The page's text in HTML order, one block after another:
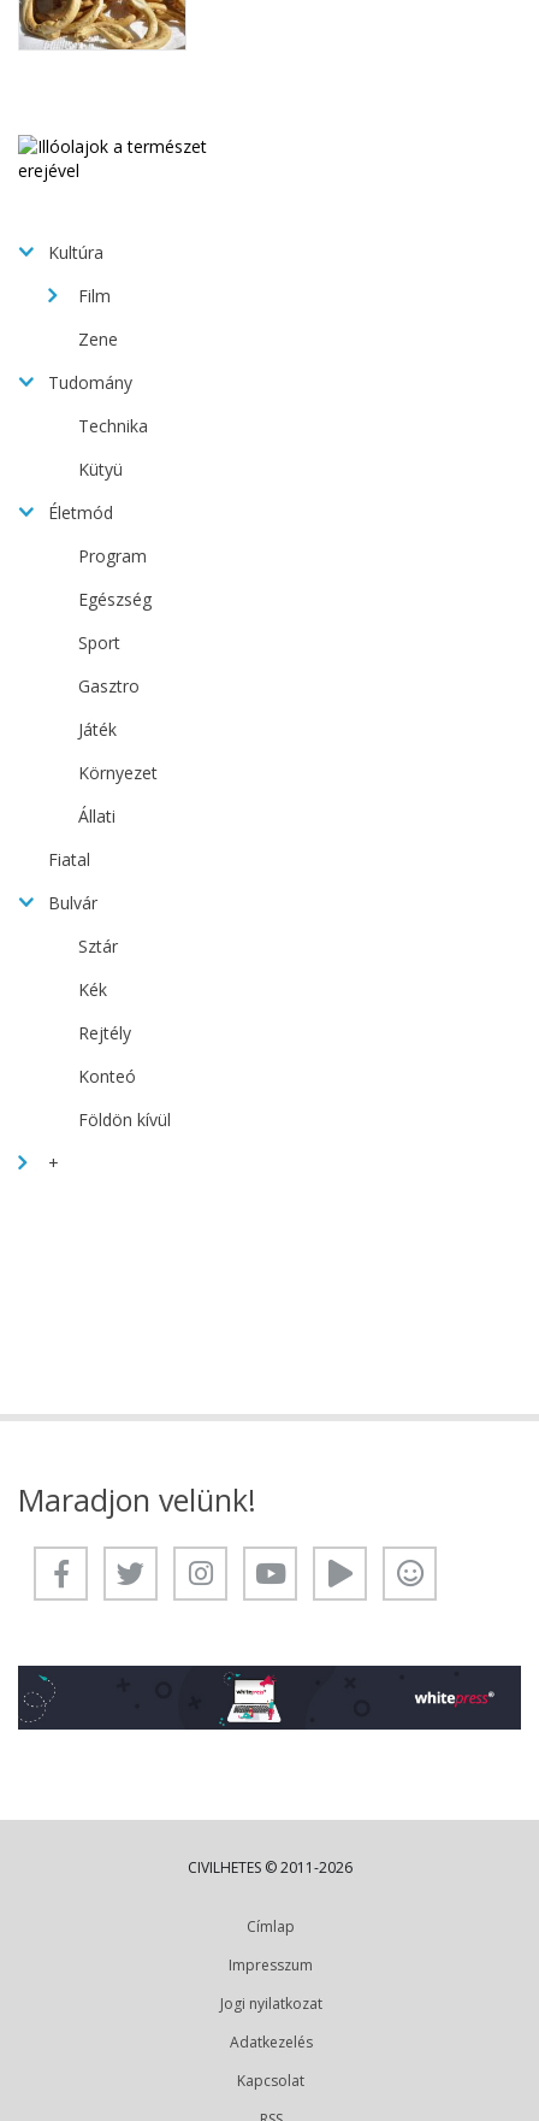
Kultúra
Film
Zene
Tudomány
Technika
Kütyü
Életmód
Program
Egészség
Sport
Gasztro
Játék
Környezet
Állati
Fiatal
Bulvár
Sztár
Kék
Rejtély
Konteó
Földön kívül
+
Maradjon velünk!
CIVILHETES © 2011-2026
Címlap
Impresszum
Jogi nyilatkozat
Adatkezelés
Kapcsolat